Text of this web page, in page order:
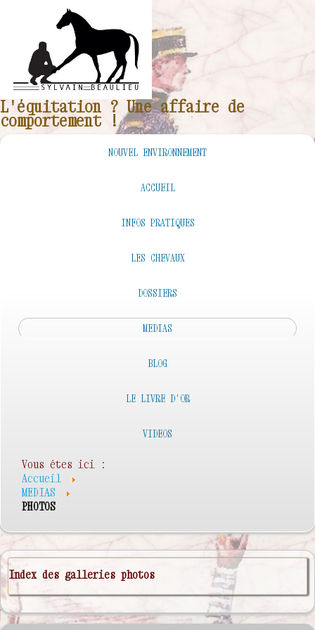
L'équitation ? Une affaire de
comportement !
NOUVEL ENVIRONNEMENT
ACCUEIL
INFOS PRATIQUES
LES CHEVAUX
DOSSIERS
MEDIAS
BLOG
LE LIVRE D'OR
VIDEOS
Vous êtes ici :
Accueil
MEDIAS
PHOTOS
Index des galleries photos